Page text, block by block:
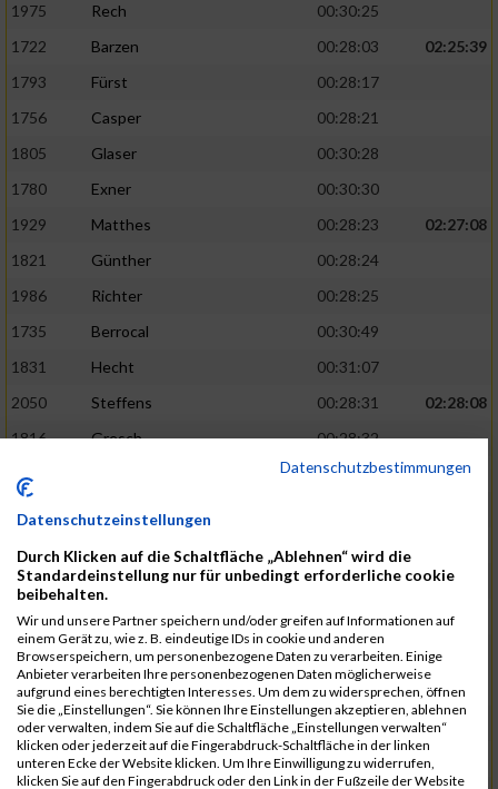
1975
Rech
00:30:25
1722
Barzen 00:28:03
02:25:39
1793
Fürst
00:28:17
1756
Casper
00:28:21
1805
Glaser
00:30:28
1780
Exner
00:30:30
1929
Matthes 00:28:23
02:27:08
1821
Günther
00:28:24
1986
Richter
00:28:25
1735
Berrocal
00:30:49
1831
Hecht
00:31:07
2050
Steffens 00:28:31
02:28:08
1816
Gresch
00:28:32
1933
00:28:33
1865
Kasper 00:28:34
02:28:33
2073
Voß
00:28:34
1976
Rech
00:28:37
1856
Johann
00:31:23
1928
Martini
00:31:25
1944
Mrsic 00:28:40
02:29:00
Datenschutzbestimmungen
Datenschutzeinstellungen
Durch Klicken auf die Schaltfläche „Ablehnen“ wird die
Standardeinstellung nur für unbedingt erforderliche cookie
beibehalten.
Wir und unsere Partner speichern und/oder greifen auf Informationen auf
einem Gerät zu, wie z. B. eindeutige IDs in cookie und anderen
Browserspeichern, um personenbezogene Daten zu verarbeiten. Einige
Anbieter verarbeiten Ihre personenbezogenen Daten möglicherweise
aufgrund eines berechtigten Interesses. Um dem zu widersprechen, öffnen
Sie die „Einstellungen“. Sie können Ihre Einstellungen akzeptieren, ablehnen
oder verwalten, indem Sie auf die Schaltfläche „Einstellungen verwalten“
klicken oder jederzeit auf die Fingerabdruck-Schaltfläche in der linken
unteren Ecke der Website klicken. Um Ihre Einwilligung zu widerrufen,
klicken Sie auf den Fingerabdruck oder den Link in der Fußzeile der Website